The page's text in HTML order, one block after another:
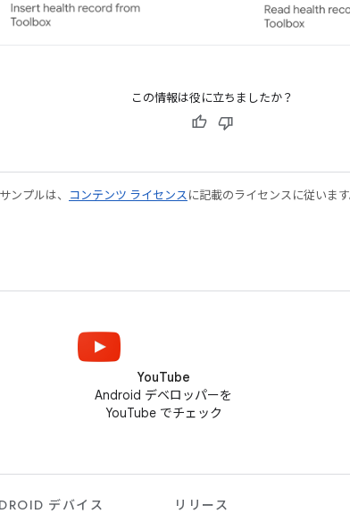
この情報は役に立ちましたか？
ンプルは、 コンテンツ ライセンスに記載のライセンスに従いま
YouTube
Android デベロッパーを
YouTube でチェック
デバイス リリース